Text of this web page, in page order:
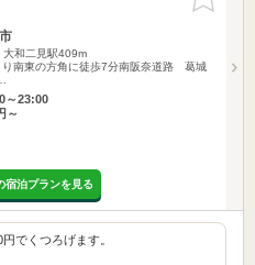
りに追加
大和二見駅409m
り南東の方角に徒歩7分南阪奈道路 葛城
～23:00
～
宿泊プランを見る
でくつろげます。